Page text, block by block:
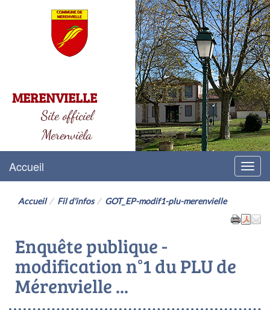
MERENVIELLE
Site officiel
Merenvièla
Menu
Accueil
Accueil Fil d'infos GOT_EP-modif1-plu-merenvielle
Enquête publique -
modification n°1 du PLU de
Mérenvielle ...